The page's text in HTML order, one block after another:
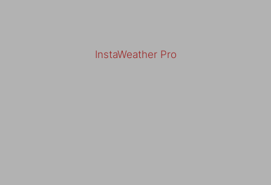
InstaWeather Pro